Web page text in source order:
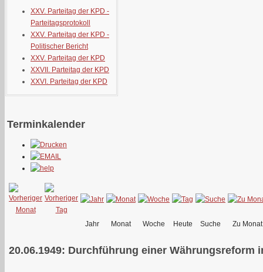
XXV. Parteitag der KPD -
Parteitagsprotokoll
XXV. Parteitag der KPD -
Politischer Bericht
XXV. Parteitag der KPD
XXVII. Parteitag der KPD
XXVI. Parteitag der KPD
Terminkalender
Jahr Monat Woche Heute Suche Zu Monat
20.06.1949: Durchführung einer Währungsreform